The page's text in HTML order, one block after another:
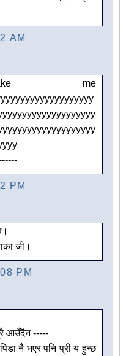
AM
me
PM
जी।
PM
आउँदैन -----
नै भएर पनि प्री य हुन्छ